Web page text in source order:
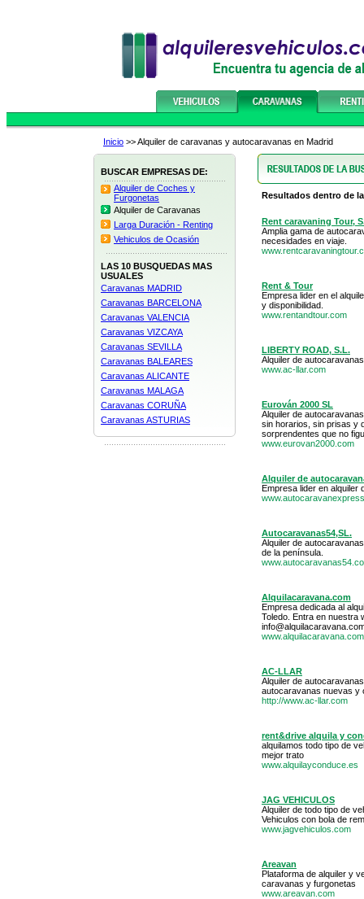
Inicio >> Alquiler de caravanas y autocaravanas en Madrid
BUSCAR EMPRESAS DE:
Alquiler de Coches y
Furgonetas
Alquiler de Caravanas
Larga Duración - Renting
Vehiculos de Ocasión
LAS 10 BUSQUEDAS MAS
USUALES
Caravanas MADRID
Caravanas BARCELONA
Caravanas VALENCIA
Caravanas VIZCAYA
Caravanas SEVILLA
Caravanas BALEARES
Caravanas ALICANTE
Caravanas MALAGA
Caravanas CORUÑA
Caravanas ASTURIAS
Resultados dentro de
Rent caravaning Tour,
Amplia gama de
necesidades en viaje.
Rent & Tour
Empresa lider en el
y disponibilidad.
www.rentandtour.com
LIBERTY ROAD, S.L.
Alquiler de autocaravanas
www.ac-llar.com
Eurován 2000 SL
Alquiler de
sin horarios, sin prisas y
sorprendentes que no
www.eurovan2000.com
Alquiler de
Empresa lider en alquiler
Autocaravanas54,SL.
Alquiler de
de la península.
Alquilacaravana.com
Empresa dedicada al
Toledo. Entra en nuestra
www.alquilacaravana.com
AC-LLAR
Alquiler de
autocaravanas nuevas y
http://www.ac-llar.com
rent&drive alquila y
alquilamos todo tipo de
mejor trato
www.alquilayconduce.es
JAG VEHICULOS
Alquiler de todo tipo de
Vehiculos con bola de
www.jagvehiculos.com
Areavan
Plataforma de alquiler y
caravanas y furgonetas
www.areavan.com